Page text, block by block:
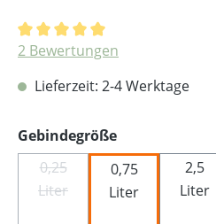
Durchschnittliche Bewertung
2 Bewertungen
Lieferzeit: 2-4 Werktage
Gebindegrößeauswählen
0,25
Liter(Diese Option ist zurzeit
0,75
Liter
2,5
Liter